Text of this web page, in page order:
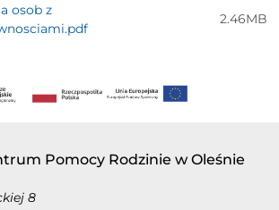
osob z
2.46MB
Pomocy Rodzinie w Oleśnie
8